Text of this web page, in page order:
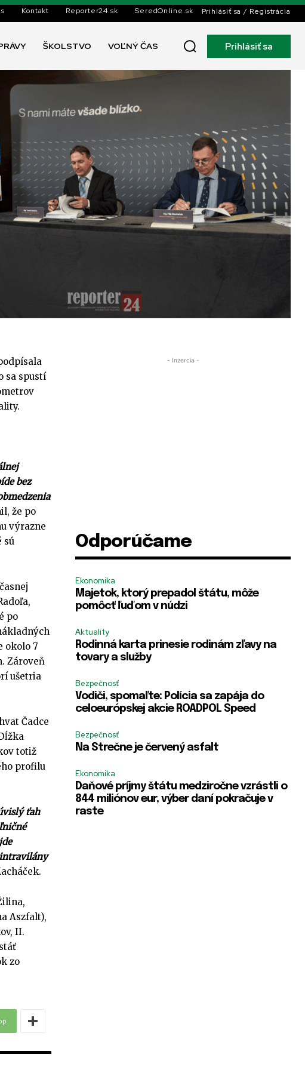
Kontakt Reporter24.sk SeredOnline.sk Prihlásiť sa / Registrácia
ŠKOLSTVO VOĽNÝ ČAS Prihlásiť sa
sa spustí
bez
že po
výrazne
sú
po
okolo 7
Zároveň
ušetria
Čadce
totiž
profilu
ťah
intravilány
Aszfalt),
II.
zo
- Inzercia -
Odporúčame
Ekonomika
Majetok, ktorý prepadol štátu, môže
pomôcť ľuďom v núdzi
Aktuality
Rodinná karta prinesie rodinám zľavy na
tovary a služby
Bezpečnosť
Vodiči, spomaľte: Polícia sa zapája do
celoeurópskej akcie ROADPOL Speed
Bezpečnosť
Na Strečne je červený asfalt
Ekonomika
Daňové príjmy štátu medziročne vzrástli o
844 miliónov eur, výber daní pokračuje v
raste